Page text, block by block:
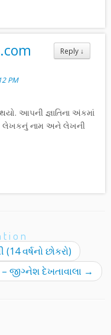
Reply ↓
PM
આપની જ્ઞાતિના અંકમાં
લેખકનું નામ અને લેખની
વર્ષનો છોકરો)
– જીગ્નેશ દેખતાવાલા →